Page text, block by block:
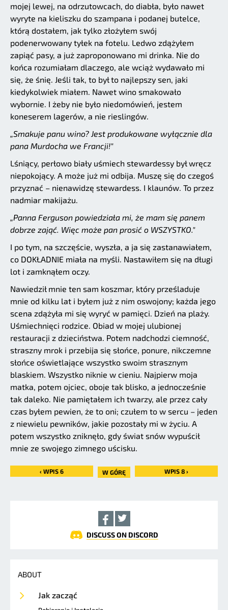
mojej lewej, na odrzutowcach, do diabła, było nawet
wyryte na kieliszku do szampana i podanej butelce,
którą dostałem, jak tylko złożyłem swój
podenerwowany tyłek na fotelu. Ledwo zdążyłem
zapiąć pasy, a już zaproponowano mi drinka. Nie do
końca rozumiałam dlaczego, ale wciąż wydawało mi
się, że śnię. Jeśli tak, to był to najlepszy sen, jaki
kiedykolwiek miałem. Nawet wino smakowało
wybornie. I żeby nie było niedomówień, jestem
koneserem lagerów, a nie rieslingów.
„Smakuje panu wino? Jest produkowane wyłącznie dla
pana Murdocha we Francji!"
Lśniący, perłowo biały uśmiech stewardessy był wręcz
niepokojący. A może już mi odbija. Muszę się do czegoś
przyznać – nienawidzę stewardess. I klaunów. To przez
nadmiar makijażu.
„Panna Ferguson powiedziała mi, że mam się panem
dobrze zająć. Więc może pan prosić o WSZYSTKO."
I po tym, na szczęście, wyszła, a ja się zastanawiałem,
co DOKŁADNIE miała na myśli. Nastawiłem się na długi
lot i zamknąłem oczy.
Nawiedził mnie ten sam koszmar, który prześladuje
mnie od kilku lat i byłem już z nim oswojony; każda jego
scena zdążyła mi się wyryć w pamięci. Dzień na plaży.
Uśmiechnięci rodzice. Obiad w mojej ulubionej
restauracji z dzieciństwa. Potem nadchodzi ciemność,
straszny mrok i przebija się słońce, ponure, nikczemne
słońce oświetlające wszystko swoim strasznym
blaskiem. Wszystko niknie w cieniu. Najpierw moja
matka, potem ojciec, oboje tak blisko, a jednocześnie
tak daleko. Nie pamiętałem ich twarzy, ale przez cały
czas byłem pewien, że to oni; czułem to w sercu – jeden
z niewielu pewników, jakie pozostały mi w życiu. A
potem wszystko zniknęło, gdy świat snów wypuścił
mnie ze swojego zimnego uścisku.
‹ WPIS 6 W GÓRĘ WPIS 8 ›
DISCUSS ON DISCORD
ABOUT
Jak zacząć